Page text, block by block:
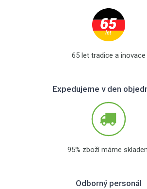
65 let tradice a inovace
Expedujeme v den
95% zboží máme
Odborný personál